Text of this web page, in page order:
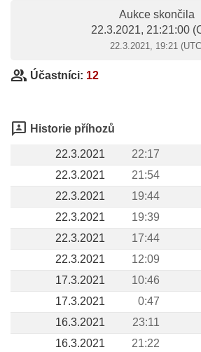
Aukce skončila
22.3.2021, 21:21:00
22.3.2021, 19:21
group Účastníci: 12
3p Historie příhozů
22.3.2021 22:17
22.3.2021
21:54
22.3.2021
19:44
22.3.2021
19:39
22.3.2021
17:44
22.3.2021
12:09
17.3.2021
10:46
17.3.2021
0:47
16.3.2021
23:11
16.3.2021
21:22